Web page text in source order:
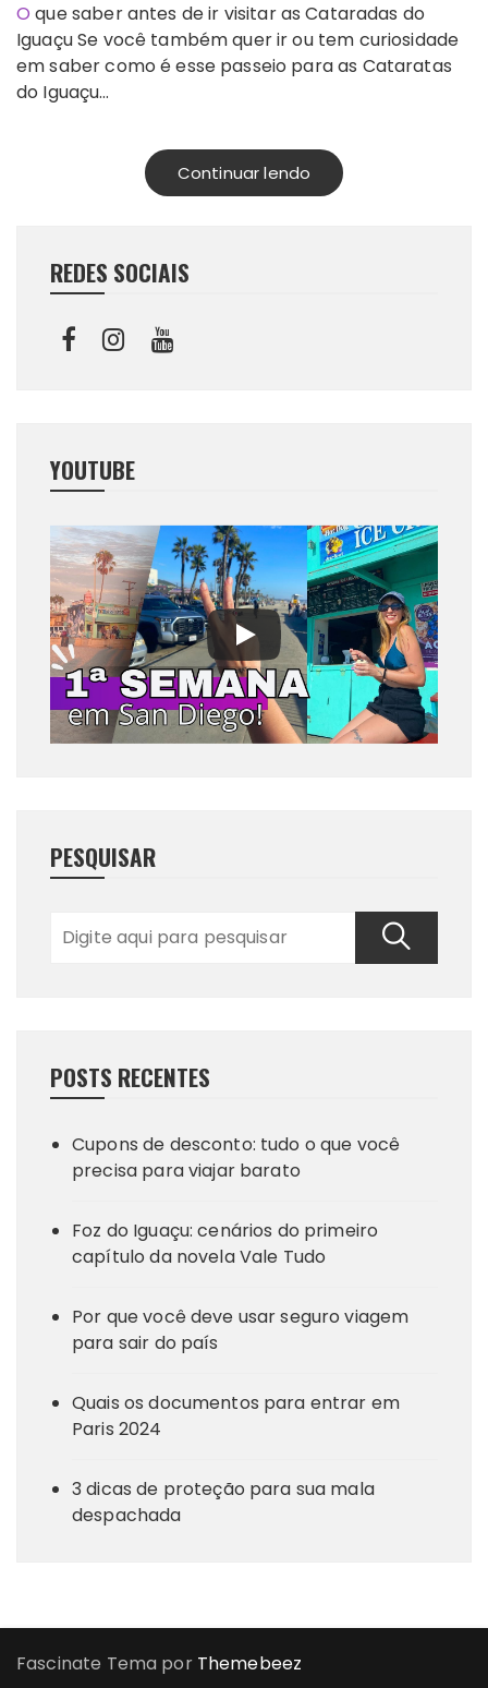
O que saber antes de ir visitar as Cataradas do
Iguaçu Se você também quer ir ou tem curiosidade
em saber como é esse passeio para as Cataratas
do Iguaçu…
Continuar lendo
REDES SOCIAIS
YOUTUBE
PESQUISAR
POSTS RECENTES
Cupons de desconto: tudo o que você
precisa para viajar barato
Foz do Iguaçu: cenários do primeiro
capítulo da novela Vale Tudo
Por que você deve usar seguro viagem
para sair do país
Quais os documentos para entrar em
Paris 2024
3 dicas de proteção para sua mala
despachada
Fascinate Tema por Themebeez